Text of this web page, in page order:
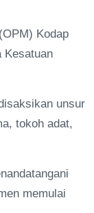
Kodap
Kesatuan
unsur
tokoh adat,
memulai